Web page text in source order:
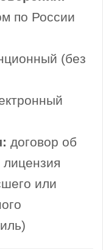
по России
(без
договор об
лицензия
или